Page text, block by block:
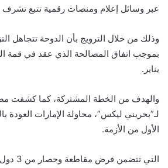
عبر وسائل إعلام ومنصات رقمية تتبع تشرف
وذلك من خلال الترويج بأن الدوحة تتجاهل
يناير.
والهدف من الخطة المشتركة، كما كشفت
لـ”بحريني ليكس”، محاولة الإمارات العودة
الأول من الأزمة.
التي